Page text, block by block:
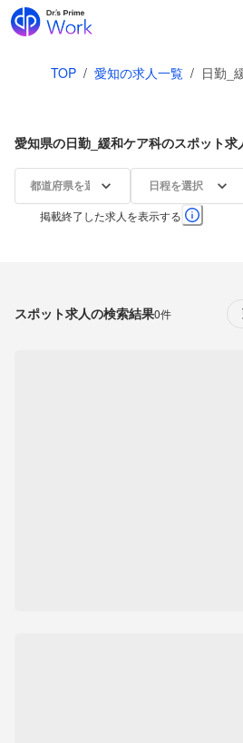
TOP / 愛知の求人一覧 / 日勤_
愛知県の日勤_緩和ケア科のスポット求
都道府県を選択 日程を選択
掲載終了した求人を表示する
スポット求人の検索結果0件